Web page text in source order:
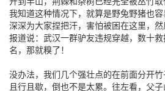
我知道这种情况下，就算是野兔野猪也容
深深为大家捏把汗，害怕被困在这里，
报道说：武汉一群驴友违规穿越，数十
名，那就糗了！
没办法，我们几个强壮点的在前面分开竹
且行且歇，倒也不是太累。往左看，父